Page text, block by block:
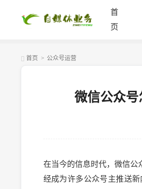
首
页
首页 > 公众号运营
微信公众号
在当今的信息时代，微信公
经成为许多公众号主推送